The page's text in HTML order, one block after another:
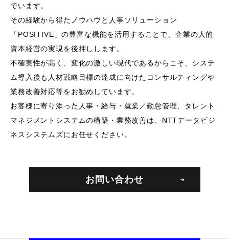
でいます。
その経験から得たノウハウと人事ソリューション
「POSITIVE」の豊富な機能を活用することで、企業の人的
資本経営の実現を後押しします。
不確実性が高く、変化の激しい現代であるからこそ、 システ
ム導入後も人材戦略目標の達成に向けたコンサルティングや
業務改善対応等をお勧めしています。
お客様に寄り添った人事・給与・就業／勤怠管理、タレント
マネジメントシステムの構築・業務改善は、 NTTデータビジ
ネスシステムズにお任せください。
お問い合わせ